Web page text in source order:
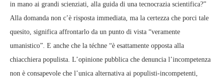
in mano ai grandi scienziati, alla guida di una tecnocrazia scientifica?”
Alla domanda non c’è risposta immediata, ma la certezza che porci tale
quesito, significa affrontarlo da un punto di vista “veramente
umanistico”. E anche che la téchne “è esattamente opposta alla
chiacchiera populista. L’opinione pubblica che denuncia l’incompetenza
non è consapevole che l’unica alternativa ai populisti-incompetenti,